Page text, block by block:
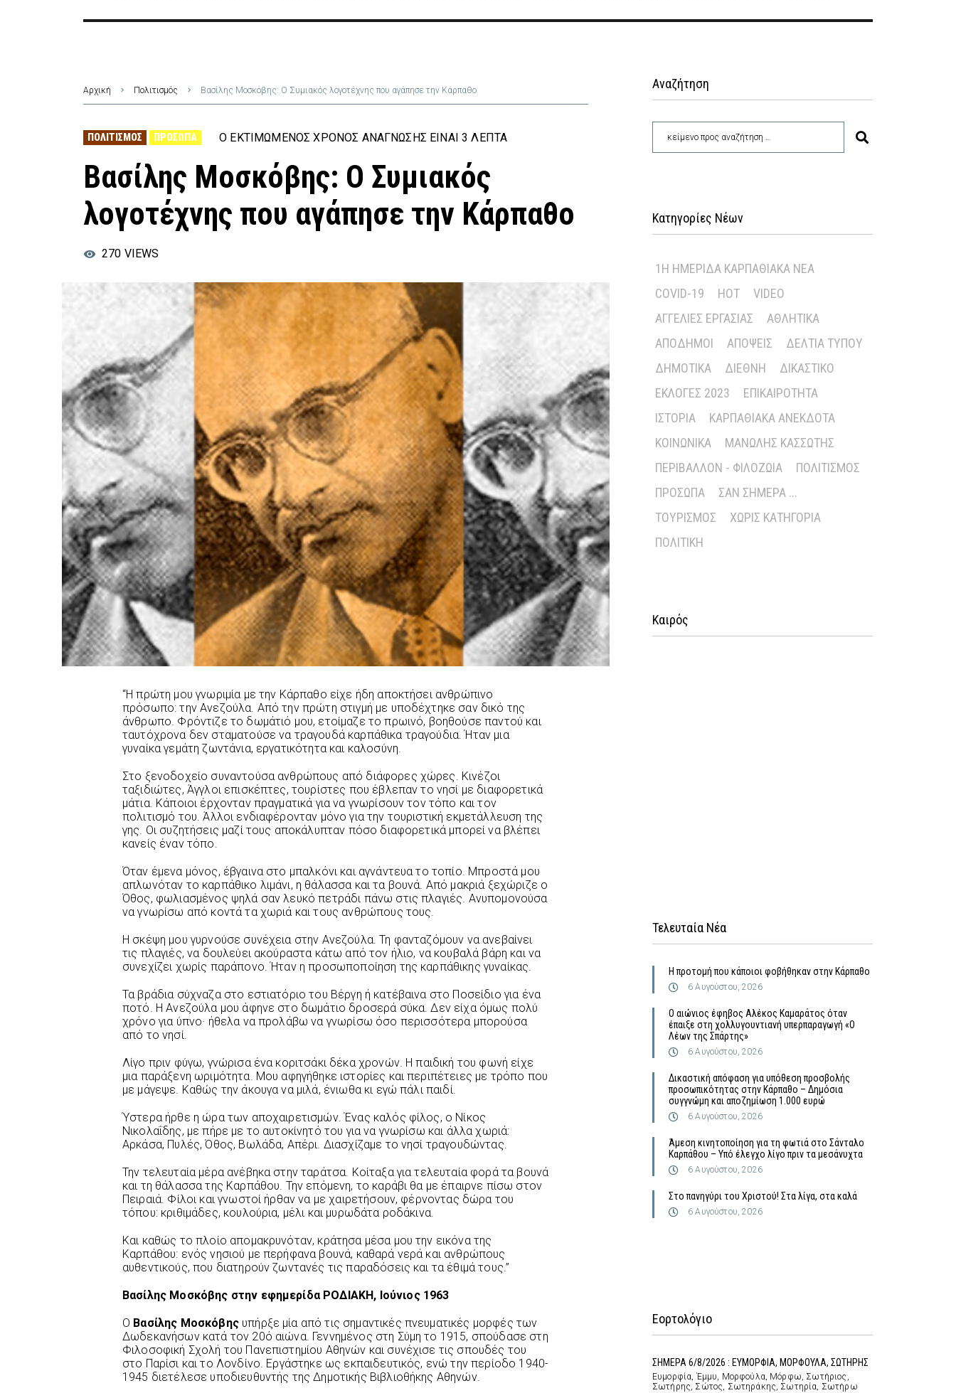
Αρχική Πολιτισμός Βασίλης Μοσκόβης: Ο Συμιακός λογοτέχνης που αγάπησε την Κάρπαθο
ΠΟΛΙΤΙΣΜΌΣ ΠΡΌΣΩΠΑ Ο ΕΚΤΙΜΏΜΕΝΟΣ ΧΡΌΝΟΣ ΑΝΆΓΝΩΣΗΣ ΕΊΝΑΙ 3 ΛΕΠΤΆ
Βασίλης Μοσκόβης: Ο Συμιακός
λογοτέχνης που αγάπησε την Κάρπαθο
270 VIEWS
“Η πρώτη μου γνωριμία με την Κάρπαθο είχε ήδη αποκτήσει ανθρώπινο
πρόσωπο: την Ανεζούλα. Από την πρώτη στιγμή με υποδέχτηκε σαν δικό της
άνθρωπο. Φρόντιζε το δωμάτιό μου, ετοίμαζε το πρωινό, βοηθούσε παντού και
ταυτόχρονα δεν σταματούσε να τραγουδά καρπάθικα τραγούδια. Ήταν μια
γυναίκα γεμάτη ζωντάνια, εργατικότητα και καλοσύνη.
Στο ξενοδοχείο συναντούσα ανθρώπους από διάφορες χώρες. Κινέζοι
ταξιδιώτες, Άγγλοι επισκέπτες, τουρίστες που έβλεπαν το νησί με διαφορετικά
μάτια. Κάποιοι έρχονταν πραγματικά για να γνωρίσουν τον τόπο και τον
πολιτισμό του. Άλλοι ενδιαφέρονταν μόνο για την τουριστική εκμετάλλευση της
γης. Οι συζητήσεις μαζί τους αποκάλυπταν πόσο διαφορετικά μπορεί να βλέπει
κανείς έναν τόπο.
Όταν έμενα μόνος, έβγαινα στο μπαλκόνι και αγνάντευα το τοπίο. Μπροστά μου
απλωνόταν το καρπάθικο λιμάνι, η θάλασσα και τα βουνά. Από μακριά ξεχώριζε ο
Όθος, φωλιασμένος ψηλά σαν λευκό πετράδι πάνω στις πλαγιές. Ανυπομονούσα
να γνωρίσω από κοντά τα χωριά και τους ανθρώπους τους.
Η σκέψη μου γυρνούσε συνέχεια στην Ανεζούλα. Τη φανταζόμουν να ανεβαίνει
τις πλαγιές, να δουλεύει ακούραστα κάτω από τον ήλιο, να κουβαλά βάρη και να
συνεχίζει χωρίς παράπονο. Ήταν η προσωποποίηση της καρπάθικης γυναίκας.
Τα βράδια σύχναζα στο εστιατόριο του Βέργη ή κατέβαινα στο Ποσείδιο για ένα
ποτό. Η Ανεζούλα μου άφηνε στο δωμάτιο δροσερά σύκα. Δεν είχα όμως πολύ
χρόνο για ύπνο· ήθελα να προλάβω να γνωρίσω όσο περισσότερα μπορούσα
από το νησί.
Λίγο πριν φύγω, γνώρισα ένα κοριτσάκι δέκα χρονών. Η παιδική του φωνή είχε
μια παράξενη ωριμότητα. Μου αφηγήθηκε ιστορίες και περιπέτειες με τρόπο που
με μάγεψε. Καθώς την άκουγα να μιλά, ένιωθα κι εγώ πάλι παιδί.
Ύστερα ήρθε η ώρα των αποχαιρετισμών. Ένας καλός φίλος, ο Νίκος
Νικολαΐδης, με πήρε με το αυτοκίνητό του για να γνωρίσω και άλλα χωριά:
Αρκάσα, Πυλές, Όθος, Βωλάδα, Απέρι. Διασχίζαμε το νησί τραγουδώντας.
Την τελευταία μέρα ανέβηκα στην ταράτσα. Κοίταξα για τελευταία φορά τα βουνά
και τη θάλασσα της Καρπάθου. Την επόμενη, το καράβι θα με έπαιρνε πίσω στον
Πειραιά. Φίλοι και γνωστοί ήρθαν να με χαιρετήσουν, φέρνοντας δώρα του
τόπου: κριθιμάδες, κουλούρια, μέλι και μυρωδάτα ροδάκινα.
Και καθώς το πλοίο απομακρυνόταν, κράτησα μέσα μου την εικόνα της
Καρπάθου: ενός νησιού με περήφανα βουνά, καθαρά νερά και ανθρώπους
αυθεντικούς, που διατηρούν ζωντανές τις παραδόσεις και τα έθιμά τους.”
Βασίλης Μοσκόβης στην εφημερίδα ΡΟΔΙΑΚΗ, Ιούνιος 1963
Ο Βασίλης Μοσκόβηςυπήρξε μία από τις σημαντικές πνευματικές μορφές των
Δωδεκανήσων κατά τον 20ό αιώνα. Γεννημένος στη Σύμη το 1915, σπούδασε στη
Φιλοσοφική Σχολή του Πανεπιστημίου Αθηνών και συνέχισε τις σπουδές του
στο Παρίσι και το Λονδίνο. Εργάστηκε ως εκπαιδευτικός, ενώ την περίοδο 1940-
1945 διετέλεσε υποδιευθυντής της Δημοτικής Βιβλιοθήκης Αθηνών.
Αναζήτηση
Κατηγορίες Νέων
1Η ΗΜΕΡΊΔΑ ΚΑΡΠΑΘΙΑΚΆ ΝΈΑ
COVID-19
HOT
VIDEO
ΑΓΓΕΛΊΕΣ ΕΡΓΑΣΊΑΣ
ΑΘΛΗΤΙΚΆ
ΑΠΌΔΗΜΟΙ
ΑΠΌΨΕΙΣ
ΔΕΛΤΊΑ ΤΎΠΟΥ
ΔΗΜΟΤΙΚΆ
ΔΙΕΘΝΉ
ΔΙΚΑΣΤΙΚΌ
ΕΚΛΟΓΈΣ 2023
ΕΠΙΚΑΙΡΌΤΗΤΑ
ΙΣΤΟΡΊΑ
ΚΑΡΠΑΘΙΑΚΆ ΑΝΈΚΔΟΤΑ
ΚΟΙΝΩΝΙΚΆ
ΜΑΝΏΛΗΣ ΚΑΣΣΏΤΗΣ
ΠΕΡΙΒΆΛΛΟΝ - ΦΙΛΟΖΩΊΑ
ΠΟΛΙΤΙΣΜΌΣ
ΠΡΌΣΩΠΑ
ΣΑΝ ΣΉΜΕΡΑ ...
ΤΟΥΡΙΣΜΌΣ
ΧΩΡΊΣ ΚΑΤΗΓΟΡΊΑ
ΠΟΛΙΤΙΚΉ
Καιρός
Τελευταία Νέα
Η προτομή που κάποιοι φοβήθηκαν στην Κάρπαθο
6 Αυγούστου, 2026
Ο αιώνιος έφηβος Αλέκος Καμαράτος όταν
έπαιξε στη χολλυγουντιανή υπερπαραγωγή «Ο
Λέων της Σπάρτης»
6 Αυγούστου, 2026
Δικαστική απόφαση για υπόθεση προσβολής
προσωπικότητας στην Κάρπαθο – Δημόσια
συγγνώμη και αποζημίωση 1.000 ευρώ
6 Αυγούστου, 2026
Άμεση κινητοποίηση για τη φωτιά στο Σάνταλο
Καρπάθου – Υπό έλεγχο λίγο πριν τα μεσάνυχτα
6 Αυγούστου, 2026
Στο πανηγύρι του Χριστού! Στα λίγα, στα καλά
6 Αυγούστου, 2026
Εορτολόγιο
ΣΗΜΕΡΑ 6/8/2026 : ΕΥΜΟΡΦΙΑ, ΜΟΡΦΟΥΛΑ, ΣΩΤΗΡΗΣ
Ευμορφία, Έμμυ, Μορφούλα, Μόρφω, Σωτήριος,
Σωτήρης, Σώτος, Σωτηράκης, Σωτηρία, Σωτήρω